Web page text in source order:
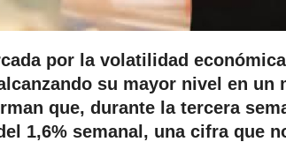
por la volatilidad
su mayor nivel en un
que, durante la tercera
1,6% semanal, una cifra que